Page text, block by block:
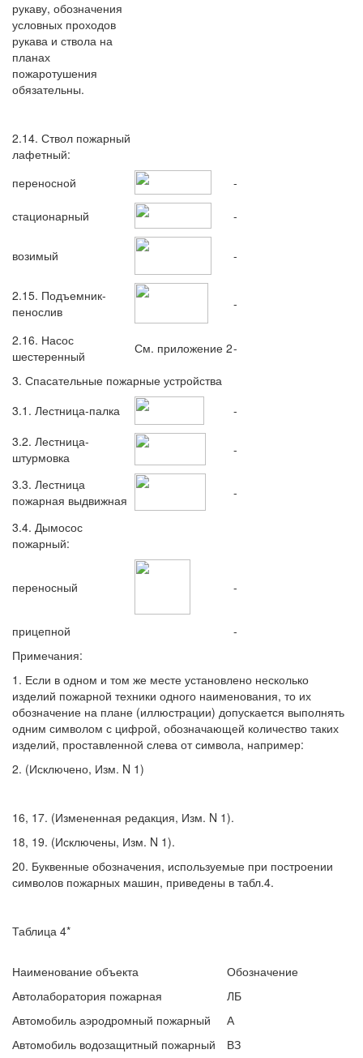
рукаву, обозначения
условных проходов
рукава и ствола на
планах
пожаротушения
обязательны.
2.14. Ствол пожарный
лафетный:
переносной
-
стационарный -
возимый -
2.15. Подъемник-
пенослив
-
2.16. Насос
шестеренный
См. приложение 2-
3. Спасательные пожарные устройства
3.1. Лестница-палка
-
3.2. Лестница-
штурмовка
-
3.3. Лестница
пожарная выдвижная
-
3.4. Дымосос
пожарный:
переносный -
прицепной
-
Примечания:
1. Если в одном и том же месте установлено несколько
изделий пожарной техники одного наименования, то их
обозначение на плане (иллюстрации) допускается выполнять
одним символом с цифрой, обозначающей количество таких
изделий, проставленной слева от символа, например:
2. (Исключено, Изм. N 1)
16, 17. (Измененная редакция, Изм. N 1).
18, 19. (Исключены, Изм. N 1).
20. Буквенные обозначения, используемые при построении
символов пожарных машин, приведены в табл.4.
Таблица 4*
Наименование объекта
Обозначение
Автолаборатория пожарная
ЛБ
Автомобиль аэродромный пожарный
А
Автомобиль водозащитный пожарный
ВЗ